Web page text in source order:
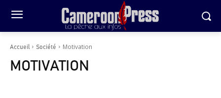
Accueil Société Motivation
MOTIVATION